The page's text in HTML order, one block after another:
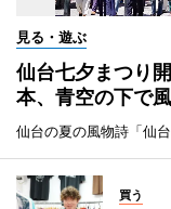
見る・遊ぶ
仙台七夕まつり
本、青空の下で
仙台の夏の風物詩「仙
買う